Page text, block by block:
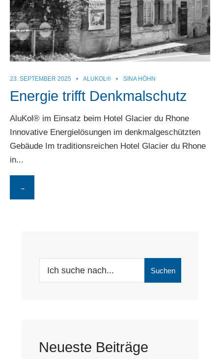
23. SEPTEMBER 2025 • ALUKOL® • SINA HÖHN
Energie trifft Denkmalschutz
AluKol® im Einsatz beim Hotel Glacier du Rhone
Innovative Energielösungen im denkmalgeschützten
Gebäude Im traditionsreichen Hotel Glacier du Rhone
in...
→
Search
Suchen
Neueste Beiträge